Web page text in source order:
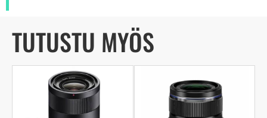
TUTUSTU MYÖS